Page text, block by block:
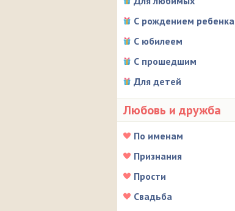
С рождением ребенка
С юбилеем
С прошедшим
Для детей
Любовь и дружба
По именам
Признания
Прости
Свадьба